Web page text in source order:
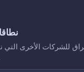
للشركات الأخرى التي